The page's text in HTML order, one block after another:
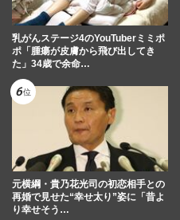
乳がんステージ4のYouTuberミミポ
ポ「腫瘍が皮膚から飛び出してき
た」34歳で余命…
元横綱・貴乃花光司の初恋相手との
再婚で見せた“幸せ太り”姿に「昔よ
り幸せそう…